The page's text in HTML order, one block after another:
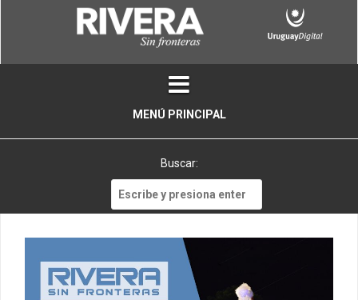
MENÚ PRINCIPAL
Buscar: